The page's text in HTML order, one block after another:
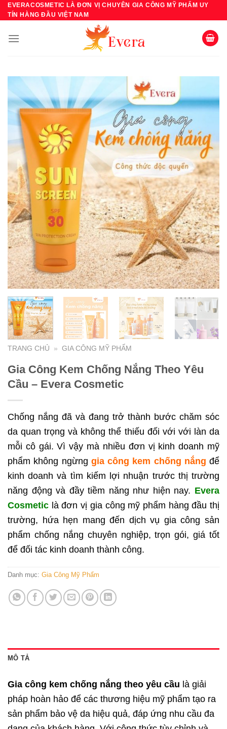
Bỏ
qua
dung
EVERACOSMETIC LÀ ĐƠN VỊ CHUYÊN GIA CÔNG MỸ PHẨM UY
TÍN HÀNG ĐẦU VIỆT NAM
TRANG CHỦ » GIA CÔNG MỸ PHẨM
Gia Công Kem Chống Nắng Theo Yêu
Cầu – Evera Cosmetic
Chống nắng đã và đang trở thành bước chăm sóc
da quan trọng và không thể thiếu đối với với làn da
mỗi cô gái. Vì vậy mà nhiều đơn vị kinh doanh mỹ
phẩm không ngừng gia công kem chống nắng để
kinh doanh và tìm kiếm lợi nhuận trước thị trường
năng động và đầy tiềm năng như hiện nay. Evera
Cosmetic là đơn vị gia công mỹ phẩm hàng đầu thị
trường, hứa hẹn mang đến dịch vụ gia công sản
phẩm chống nắng chuyên nghiệp, trọn gói, giá tốt
để đối tác kinh doanh thành công.
Danh mục: Gia Công Mỹ Phẩm
MÔ TẢ
Gia công kem chống nắng theo yêu cầu là giải
pháp hoàn hảo để các thương hiệu mỹ phẩm tạo ra
sản phẩm bảo vệ da hiệu quả, đáp ứng nhu cầu đa